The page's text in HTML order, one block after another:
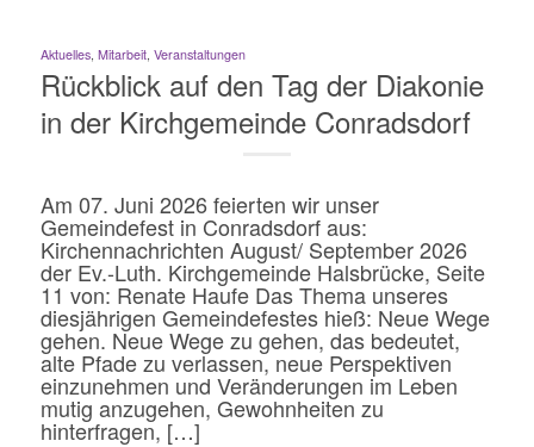
Aktuelles, Mitarbeit, Veranstaltungen
Rückblick auf den Tag der Diakonie
in der Kirchgemeinde Conradsdorf
Am 07. Juni 2026 feierten wir unser
Gemeindefest in Conradsdorf aus:
Kirchennachrichten August/ September 2026
der Ev.-Luth. Kirchgemeinde Halsbrücke, Seite
11 von: Renate Haufe Das Thema unseres
diesjährigen Gemeindefestes hieß: Neue Wege
gehen. Neue Wege zu gehen, das bedeutet,
alte Pfade zu verlassen, neue Perspektiven
einzunehmen und Veränderungen im Leben
mutig anzugehen, Gewohnheiten zu
hinterfragen, […]